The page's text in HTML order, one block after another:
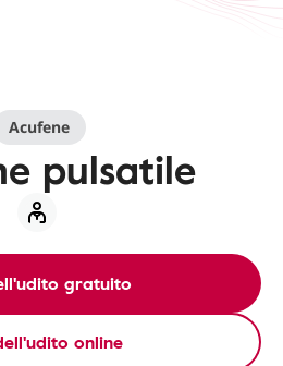
Acufene
pulsatile
gratuito
online